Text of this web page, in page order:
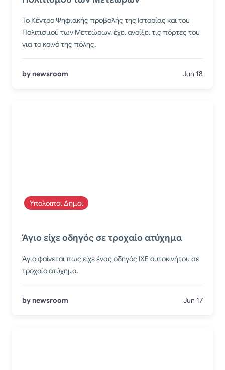
Το Κέντρο Ψηφιακής προβολής της Ιστορίας και του
Πολιτισμού των Μετεώρων, έχει ανοίξει τις πόρτες του
για το κοινό της πόλης,
by newsroom Jun 18
Υπολοιποι Δημοι
Άγιο είχε οδηγός σε τροχαίο ατύχημα
Άγιο φαίνεται πως είχε ένας οδηγός ΙΧΕ αυτοκινήτου σε
τροχαίο ατύχημα.
by newsroom Jun 17